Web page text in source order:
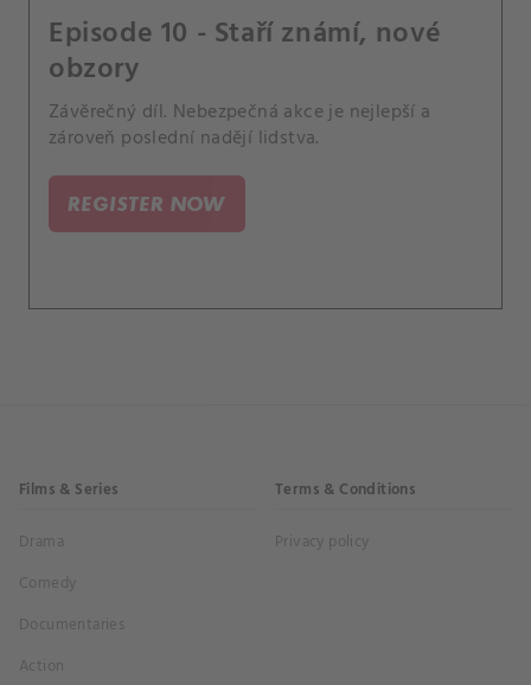
Episode 10 - Staří známí, nové
obzory
Závěrečný díl. Nebezpečná akce je nejlepší a
zároveň poslední nadějí lidstva.
REGISTER NOW
Films & Series
Drama
Comedy
Documentaries
Action
Terms & Conditions
Privacy policy